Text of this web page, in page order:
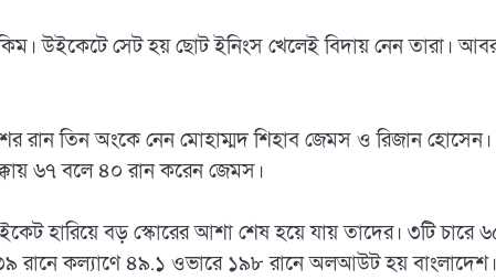
উইকেটে সেট হয় ছোট ইনিংস খেলেই বিদায় নেন তারা।
রান তিন অংকে নেন মোহাম্মদ শিহাব জেমস ও রিজান হোসেন।
৬৭ বলে ৪০ রান করেন জেমস।
হারিয়ে বড় স্কোরের আশা শেষ হয়ে যায় তাদের। ৩টি চারে
রানে কল্যাণে ৪৯.১ ওভারে ১৯৮ রানে অলআউট হয় বাংলাদেশ।